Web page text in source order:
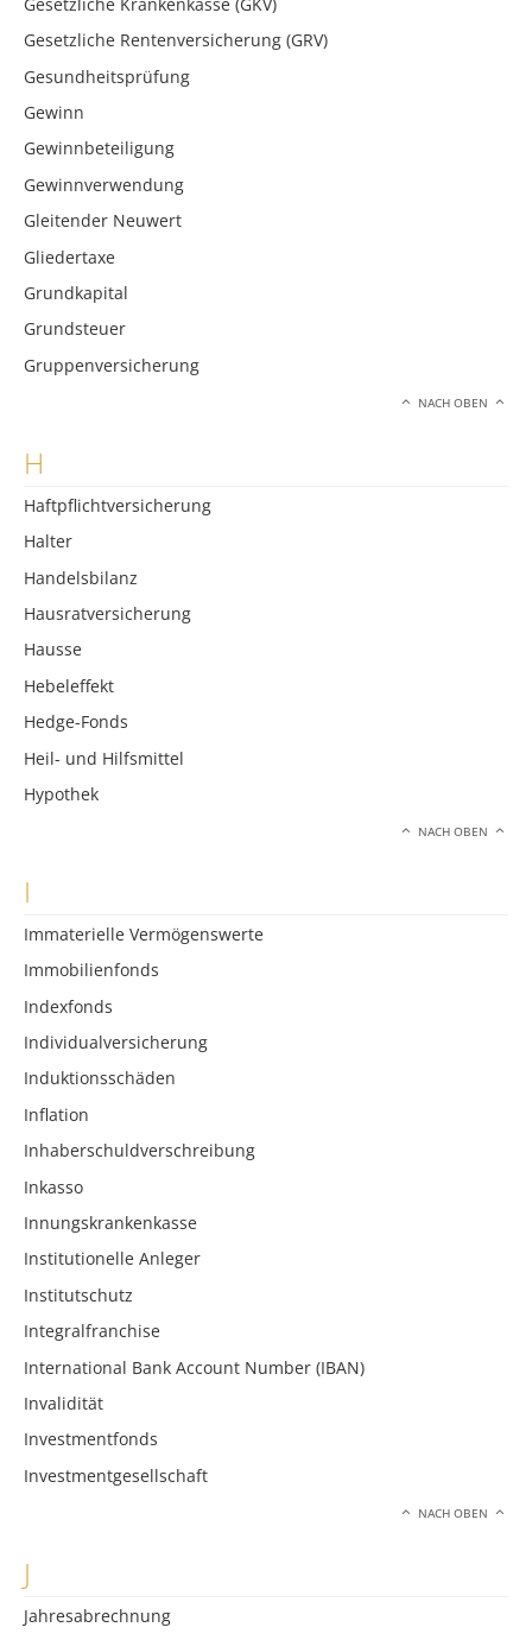
Gesetzliche Rentenversicherung (GRV)
Gesundheitsprüfung
Gewinn
Gewinnbeteiligung
Gewinnverwendung
Gleitender Neuwert
Gliedertaxe
Grundkapital
Grundsteuer
Gruppenversicherung
NACH OBEN
H
Haftpflichtversicherung
Halter
Handelsbilanz
Hausratversicherung
Hausse
Hebeleffekt
Hedge-Fonds
Heil- und Hilfsmittel
Hypothek
NACH OBEN
I
Immaterielle Vermögenswerte
Immobilienfonds
Indexfonds
Individualversicherung
Induktionsschäden
Inflation
Inhaberschuldverschreibung
Inkasso
Innungskrankenkasse
Institutionelle Anleger
Institutschutz
Integralfranchise
International Bank Account Number (IBAN)
Invalidität
Investmentfonds
Investmentgesellschaft
NACH OBEN
J
Jahresabrechnung